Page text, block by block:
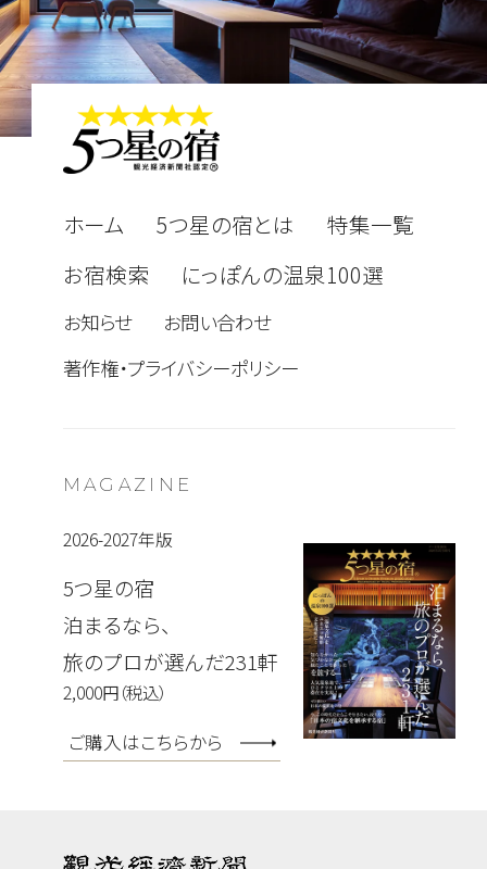
ホーム 5つ星の宿とは
特集一覧
お宿検索
にっぽんの温泉100選
お知らせ
お問い合わせ
著作権・プライバシーポリシー
MAGAZINE
2026-2027年版
5つ星の宿
泊まるなら、
旅のプロが選んだ231軒
2,000円（税込）
ご購入はこちらから